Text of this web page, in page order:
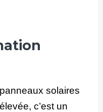
solaires
c’est un